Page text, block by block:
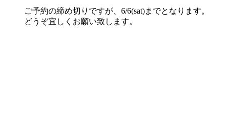
ご予約の締め切りですが、6/6(sat)までとなります。
どうぞ宜しくお願い致します。